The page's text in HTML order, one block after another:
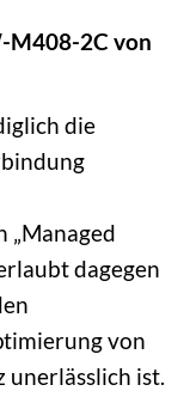
M408-2C von
die
„Managed
dagegen
von
unerlässlich ist.